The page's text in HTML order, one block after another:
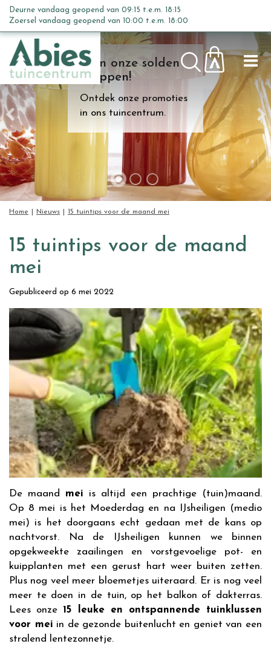
n
c
o
n
t
e
n
t
Kom onze solden
shoppen!
Ontdek onze promoties
in ons tuincentrum.
Home Nieuws 15 tuintips voor de maand mei
Deurne vandaag geopend van 09:15 t.e.m. 18:15
Zoersel vandaag geopend van 10:00 t.e.m. 18:00
15 tuintips voor de maand
mei
Gepubliceerd op 6 mei 2022
De maand mei is altijd een prachtige (tuin)maand.
Op 8 mei is het Moederdag en na IJsheiligen (medio
mei) is het doorgaans echt gedaan met de kans op
nachtvorst. Na de IJsheiligen kunnen we binnen
opgekweekte zaailingen en vorstgevoelige pot- en
kuipplanten met een gerust hart weer buiten zetten.
Plus nog veel meer bloemetjes uiteraard. Er is nog veel
meer te doen in de tuin, op het balkon of dakterras.
Lees onze 15 leuke en ontspannende tuinklussen
voor mei in de gezonde buitenlucht en geniet van een
stralend lentezonnetje.